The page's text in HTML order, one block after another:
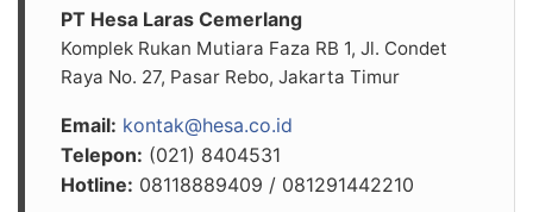
PT Hesa Laras Cemerlang
Komplek Rukan Mutiara Faza RB 1, Jl. Condet
Raya No. 27, Pasar Rebo, Jakarta Timur
Email: kontak@hesa.co.id
Telepon: (021) 8404531
Hotline: 08118889409 / 081291442210